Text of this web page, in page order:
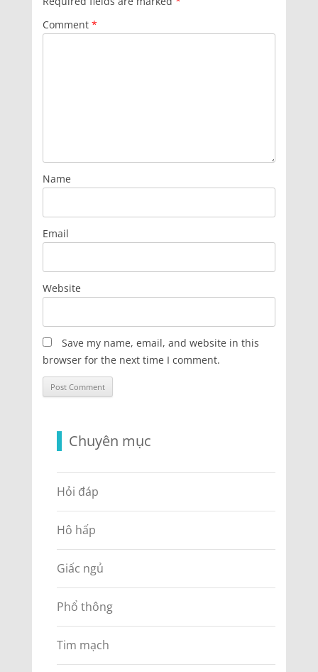
Comment *
Name
Email
Website
Save my name, email, and website in this
browser for the next time I comment.
Chuyên mục
Hỏi đáp
Hô hấp
Giấc ngủ
Phổ thông
Tim mạch